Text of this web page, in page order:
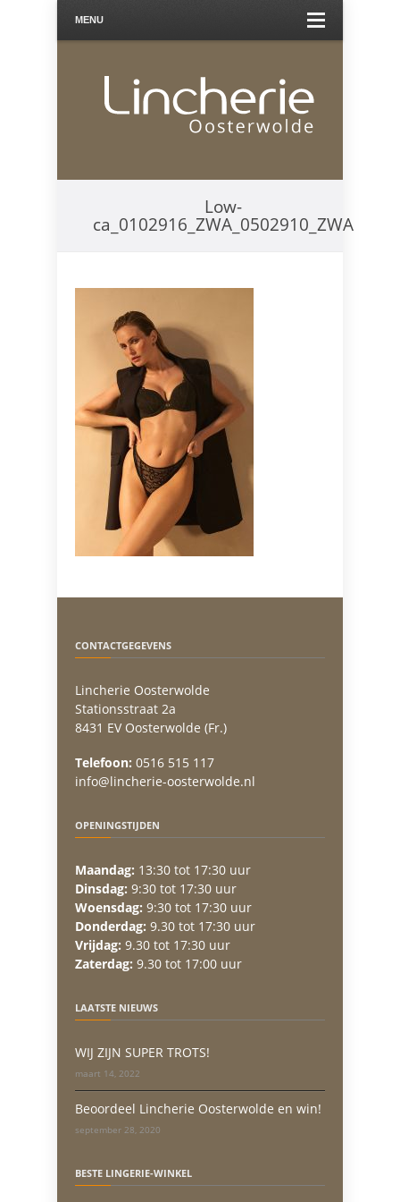
MENU
Low-
ca_0102916_ZWA_0502910_ZWA
CONTACTGEGEVENS
Lincherie Oosterwolde
Stationsstraat 2a
8431 EV Oosterwolde (Fr.)
Telefoon: 0516 515 117
info@lincherie-oosterwolde.nl
OPENINGSTIJDEN
Maandag: 13:30 tot 17:30 uur
Dinsdag: 9:30 tot 17:30 uur
Woensdag: 9:30 tot 17:30 uur
Donderdag: 9.30 tot 17:30 uur
Vrijdag: 9.30 tot 17:30 uur
Zaterdag: 9.30 tot 17:00 uur
LAATSTE NIEUWS
WIJ ZIJN SUPER TROTS!
maart 14, 2022
Beoordeel Lincherie Oosterwolde en win!
september 28, 2020
BESTE LINGERIE-WINKEL